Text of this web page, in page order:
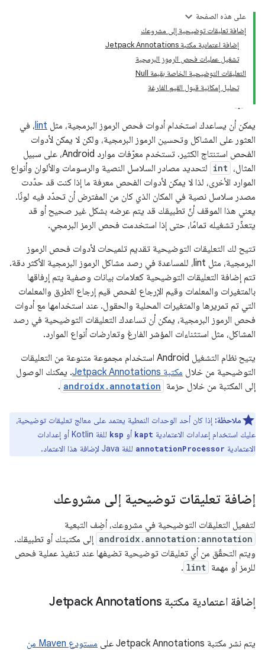
على هذه الصفحة
إضافة تعليقات توضيحية إلى مشروعك
إضافة اعتمادية مكتبة Jetpack Annotations
تشغيل عمليات فحص الرموز البرمجية
التعليقات التوضيحية الخاصة بقيمة Null
تحليل إمكانية قبول القيم الفارغة
يمكن أن يساعدك استخدام أدوات فحص الرموز البرمجية، مثل lint، في
العثور على المشاكل وتحسين الرموز البرمجية، ولكن لا يمكن لأدوات
الفحص استنتاج الكثير. تستخدم معرّفات موارد Android، على سبيل
المثال، int لتحديد مصادر السلاسل النصية والرسومات والألوان وأنواع
الموارد الأخرى، لذا لا يمكن لأدوات الفحص معرفة ما إذا كنت قد حدّدت
مصدر سلاسل نصية في المكان الذي كان من المفترض أن تحدّد فيه لونًا.
يعني هذا الموقف أنّ تطبيقك قد يتم عرضه بشكل غير صحيح أو قد
يتعذّر تشغيله تمامًا، حتى إذا استخدمت فحص الرمز البرمجي.
تتيح لك التعليقات التوضيحية تقديم تلميحات لأدوات فحص الرموز
البرمجية، مثل lint، للمساعدة في رصد مشاكل الرموز البرمجية الأكثر دقة.
تتم إضافة التعليقات التوضيحية كعلامات بيانات وصفية يتم إرفاقها
بالمتغيرات والمعلمات وقيم الإرجاع لفحص قيم إرجاع الطرق والمعلمات
التي تم تمريرها والمتغيرات المحلية والحقول. عند استخدامها مع أدوات
فحص الرموز البرمجية، يمكن أن تساعدك التعليقات التوضيحية في رصد
المشاكل، مثل استثناءات المؤشر الفارغ وتعارضات أنواع الموارد.
يتيح نظام التشغيل Android استخدام مجموعة متنوعة من التعليقات
التوضيحية من خلال مكتبة Jetpack Annotations
. يمكنك الوصول
إلى المكتبة من خلال حزمة androidx.annotation
.
ملاحظة: إذا كان أحد الوحدات النمطية يعتمد على معالج تعليقات توضيحية،
عليك استخدام إعدادات الاعتمادية kapt أو ksp
للغة Kotlin أو إعدادات
الاعتمادية annotationProcessor للغة Java لإضافة هذا الاعتماد.
إضافة تعليقات توضيحية إلى مشروعك
لتفعيل التعليقات التوضيحية في مشروعك، أضِف التبعية
androidx.annotation:annotation إلى مكتبتك أو تطبيقك.
ويتم التحقّق من أي تعليقات توضيحية تضيفها عند تنفيذ عملية فحص
للرمز أو مهمة lint
.
إضافة اعتمادية مكتبة Jetpack Annotations
يتم نشر مكتبة Jetpack Annotations على
مستودع Maven من